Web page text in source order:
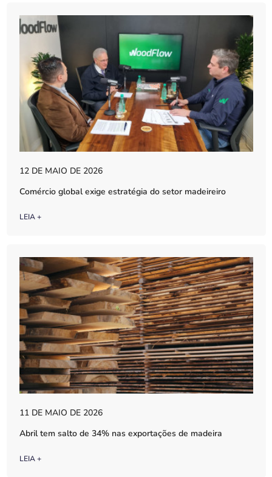
12 DE MAIO DE 2026
Comércio global exige estratégia do setor madeireiro
LEIA +
11 DE MAIO DE 2026
Abril tem salto de 34% nas exportações de madeira
LEIA +